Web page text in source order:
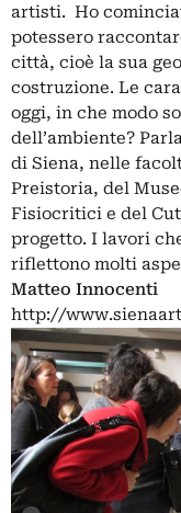
artisti. Ho
potessero
città, cioè la sua
costruzione. Le
oggi, in che modo
dell’ambiente?
di Siena, nelle
Preistoria, del
Fisiocritici e del
progetto. I lavori
riflettono molti
Matteo Innocenti
http://